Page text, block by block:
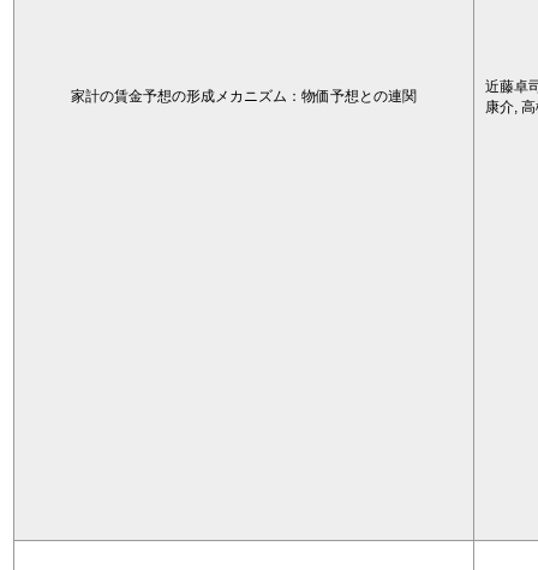
家計の賃金予想の形成メカニズム：物価予想との連関
近藤卓
康介,